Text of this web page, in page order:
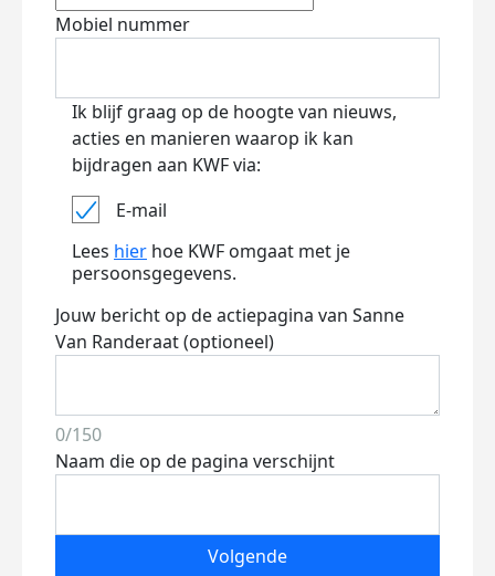
Mobiel nummer
Ik blijf graag op de hoogte van nieuws,
acties en manieren waarop ik kan
bijdragen aan KWF via:
E-mail
Lees hier hoe KWF omgaat met je
persoonsgegevens.
Jouw bericht op de actiepagina van Sanne
Van Randeraat (optioneel)
0/150
Naam die op de pagina verschijnt
Volgende